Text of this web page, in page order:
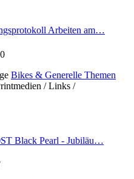
Arbeiten am…
Bikes & Generelle Themen
/ Links /
Black Pearl - Jubiläu…